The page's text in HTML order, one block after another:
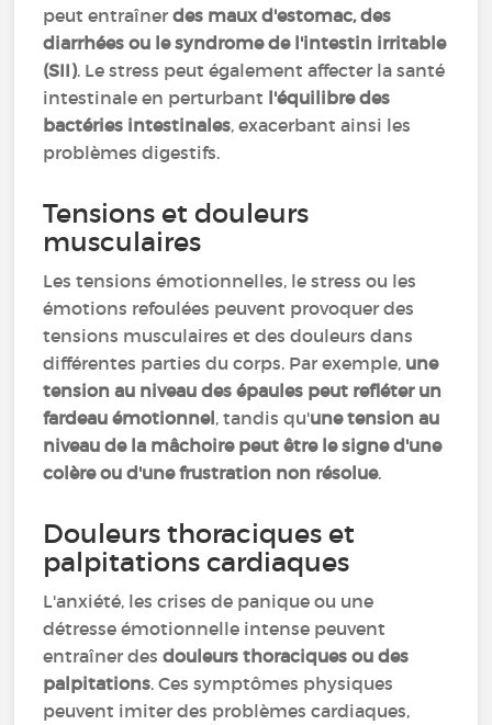
peut entraîner des maux d'estomac, des
diarrhées ou le syndrome de l'intestin irritable
(SII). Le stress peut également affecter la santé
intestinale en perturbant l'équilibre des
bactéries intestinales, exacerbant ainsi les
problèmes digestifs.
Tensions et douleurs
musculaires
Les tensions émotionnelles, le stress ou les
émotions refoulées peuvent provoquer des
tensions musculaires et des douleurs dans
différentes parties du corps. Par exemple, une
tension au niveau des épaules peut refléter un
fardeau émotionnel, tandis qu'une tension au
niveau de la mâchoire peut être le signe d'une
colère ou d'une frustration non résolue.
Douleurs thoraciques et
palpitations cardiaques
L'anxiété, les crises de panique ou une
détresse émotionnelle intense peuvent
entraîner des douleurs thoraciques ou des
palpitations. Ces symptômes physiques
peuvent imiter des problèmes cardiaques,